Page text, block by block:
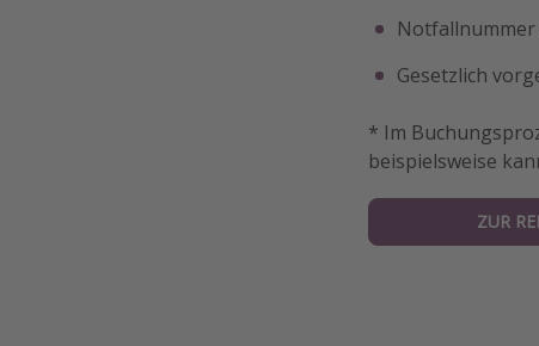
Notfallnummer
Gesetzlich
* Im
beispielsweise
ZUR